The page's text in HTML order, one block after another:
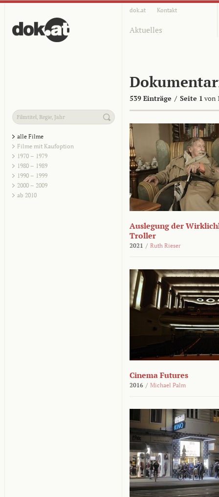
dok.at Kontakt
Aktuelles
539 Einträge / Seite 1 von
alle Filme
Filme mit Kaufoption
1970 – 1979
1980 – 1989
1990 – 1999
2000 – 2009
ab 2010
Auslegung der
Troller
2021 / Ruth Rieser
Cinema Futures
2016 / Michael Palm